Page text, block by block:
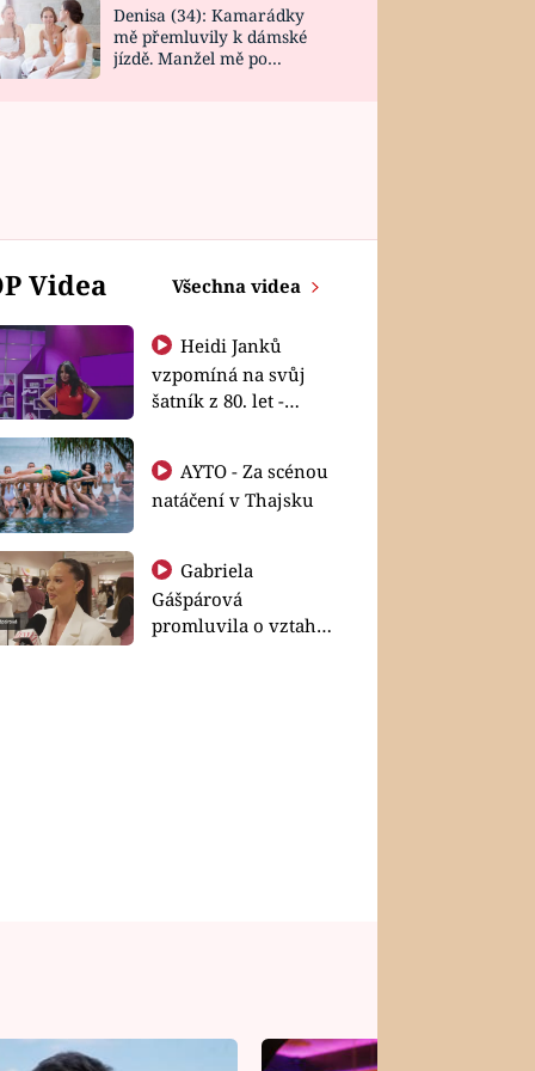
Denisa (34): Kamarádky
mě přemluvily k dámské
jízdě. Manžel mě po
Videa Všechna videa
Heidi Janků
vzpomíná na svůj
šatník z 80. let -
natáčení v Thajsku
Gabriela
Gášpárová
promluvila o vztahu